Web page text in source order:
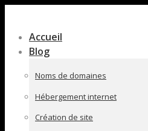
pleine
largeur
Accueil
Blog
Noms de domaines
Hébergement internet
Création de site